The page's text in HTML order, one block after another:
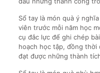
Sổ tay là món quà ý
viên trước mỗi năm học
cụ đắc lực để ghi chép
hoạch học tập, đồng thời
đạt được những thành